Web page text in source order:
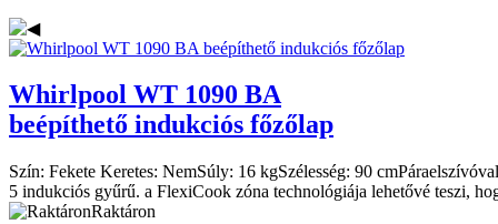
Whirlpool WT 1090 BA
beépíthető indukciós főzőlap
Szín: Fekete Keretes: NemSúly: 16 kgSzélesség: 90 cm
5 indukciós gyűrű. a FlexiCook zóna technológiája lehetővé teszi,
Raktáron